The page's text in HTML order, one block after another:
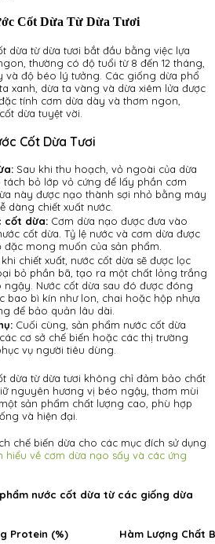
Cốt Dừa Từ Dừa Tươi
dừa từ dừa tươi bắt đầu bằng việc lựa
thường có độ tuổi từ 8 đến 12 tháng,
và độ béo lý tưởng. Các giống dừa phổ
xanh, dừa ta vàng và dừa xiêm lửa được
tính cơm dừa dày và thơm ngon,
dừa tuyệt vời.
Cốt Dừa Tươi
Sau khi thu hoạch, vỏ ngoài của dừa
tách bỏ lớp vỏ cứng để lấy phần cơm
này được nạo thành sợi nhỏ bằng máy
dàng chiết xuất nước.
cốt dừa: Cơm dừa nạo được đưa vào
cốt dừa. Tỷ lệ nước và cơm dừa được
mong muốn của sản phẩm.
chiết xuất, nước cốt dừa sẽ được lọc
bỏ phần bã, tạo ra một chất lỏng trắng
Nước cốt dừa sau đó được đóng
bao bì kín như lon, chai hoặc hộp nhựa
để bảo quản lâu dài.
Cuối cùng, sản phẩm nước cốt dừa
cơ sở chế biến hoặc các thị trường
vụ người tiêu dùng.
dừa từ dừa tươi không chỉ đảm bảo chất
nguyên hương vị béo ngậy, thơm mùi
sản phẩm chất lượng cao, phù hợp
và hiện đại.
chế biến dừa cho các mục đích sử dụng
hiểu về cơm dừa nạo sấy và các ứng
nước cốt dừa từ các giống dừa
Protein (%) Hàm Lượng Chất